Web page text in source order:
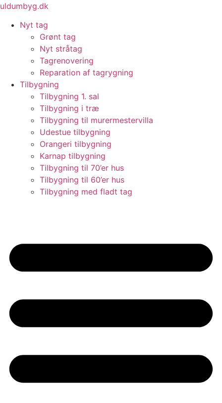
Videre
indhold
uldumbyg.dk
Nyt tag
Grønt tag
Nyt stråtag
Tagrenovering
Reparation af tagrygning
Tilbygning
Tilbygning 1. sal
Tilbygning i træ
Tilbygning til murermestervilla
Udestue tilbygning
Orangeri tilbygning
Karnap tilbygning
Tilbygning til 70’er hus
Tilbygning til 60’er hus
Tilbygning med fladt tag